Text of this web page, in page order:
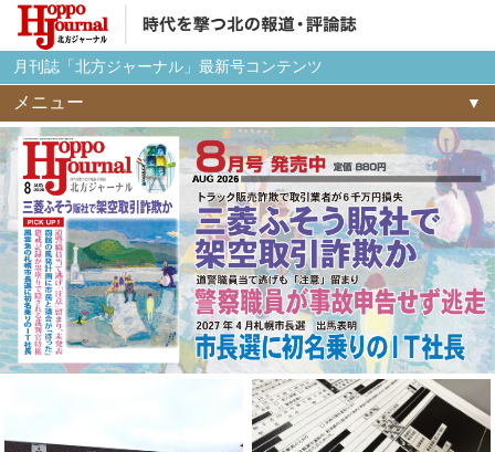
月刊誌「北方ジャーナル」最新号コンテンツ
メニュー